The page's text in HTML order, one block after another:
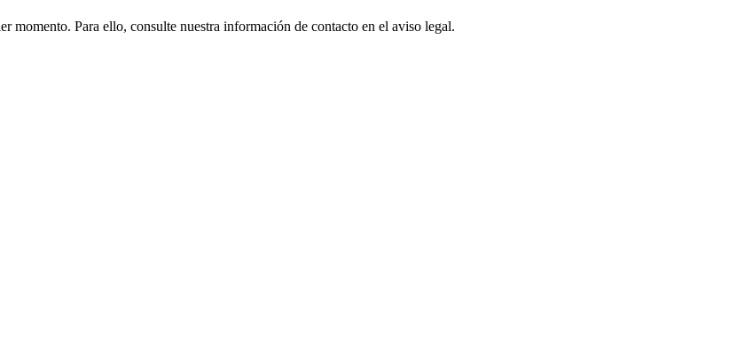
momento. Para ello, consulte nuestra información de contacto en el aviso legal.